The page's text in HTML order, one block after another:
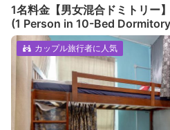
1名料金【男女混合ドミトリー
(1 Person in 10-Bed
カップル旅行者に人気